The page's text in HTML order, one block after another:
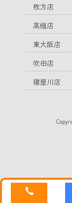
枚方店
高槻店
東大阪店
吹田店
寝屋川店